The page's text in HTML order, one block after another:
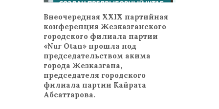
Внеочередная ХХІХ партийная
конференция Жезказганского
городского филиала партии
«Nur Otan» прошла под
председательством акима
города Жезказгана,
председателя городского
филиала партии Кайрата
Абсаттарова.